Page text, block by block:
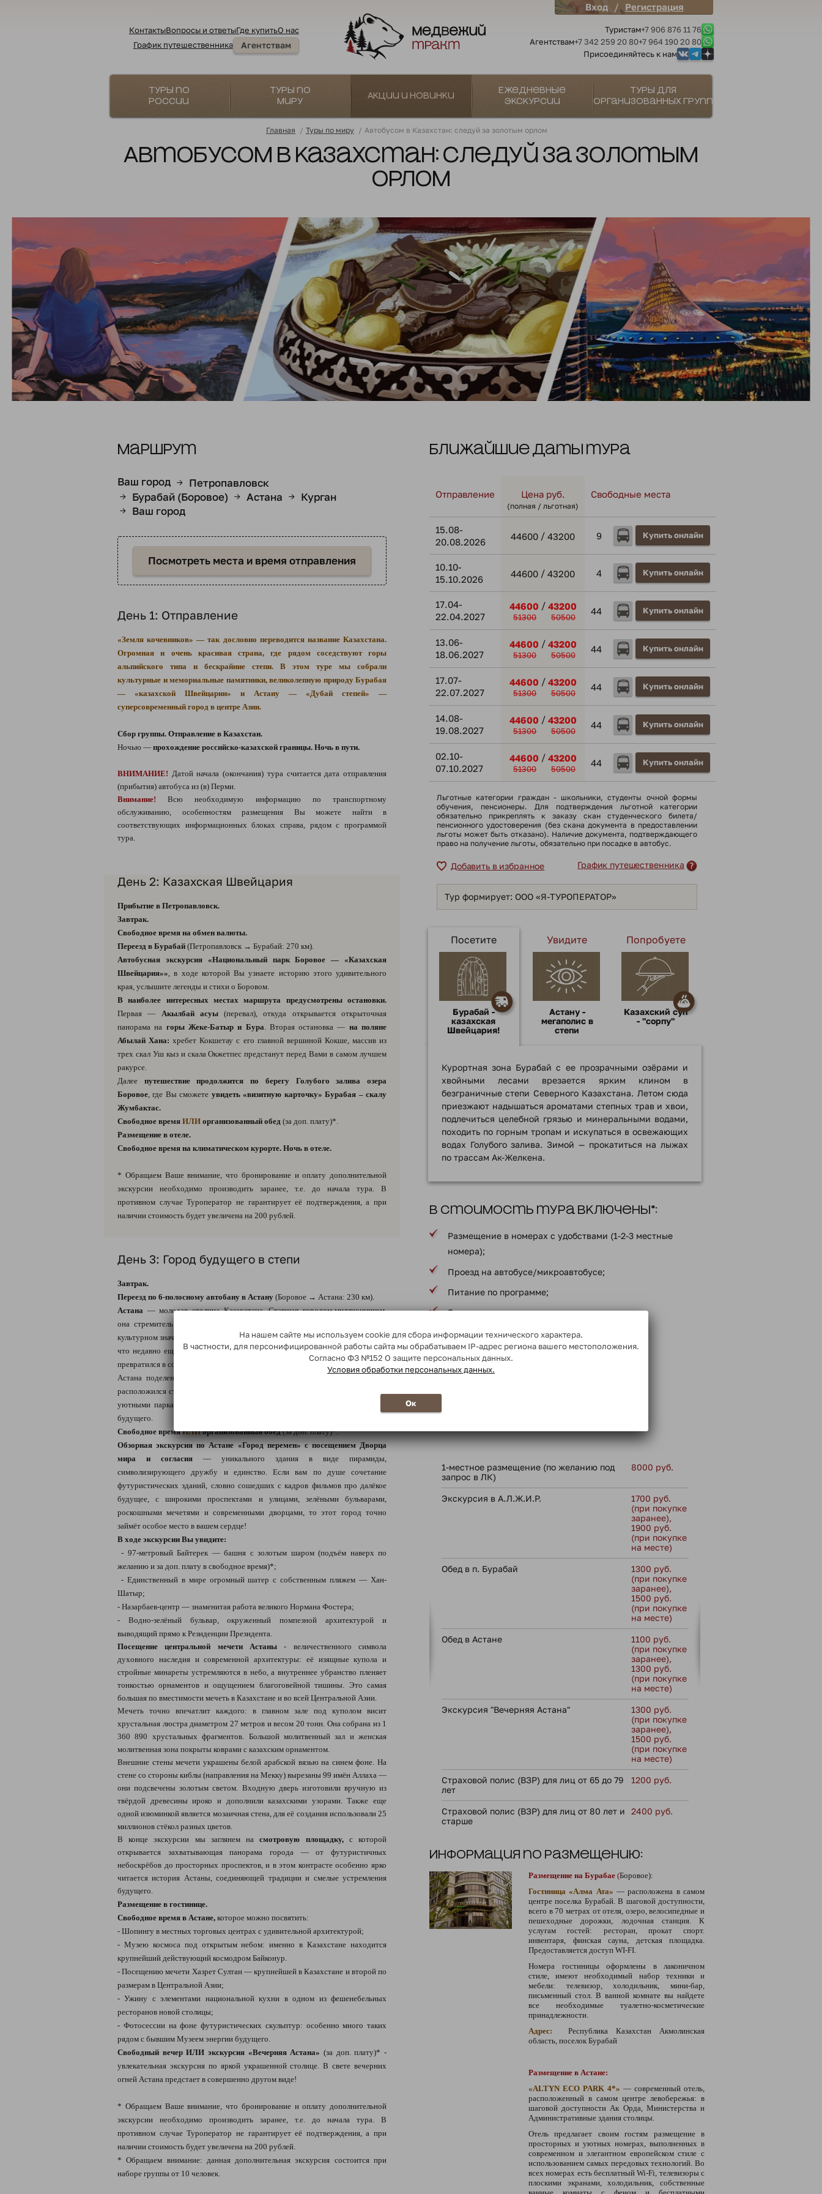
Вход / Регистрация
КонтактыВопросы и ответыГде купитьО нас
График путешественника
Агентствам
Туристам+7 906 876 11 76
Агентствам+7 342 259 20 80+7 964 190 20 80
Присоединяйтесь к нам
Туры по
России
Туры по
миру
Акции и новинки
Ежедневные
экскурсии
Туры для
организованных групп
Главная / Туры по миру / Автобусом в Казахстан: следуй за золотым орлом
Автобусом в Казахстан: следуй за золотым
орлом
Маршрут
Ваш город → Петропавловск
→ Бурабай (Боровое) → Астана → Курган
→ Ваш город
Посмотреть места и время отправления
День 1: Отправление
«Земля кочевников» — так дословно переводится название Казахстана.
Огромная и очень красивая страна, где рядом соседствуют горы
альпийского типа и бескрайние степи. В этом туре мы собрали
культурные и мемориальные памятники, великолепную природу Бурабая
— «казахской Швейцарии» и Астану — «Дубай степей» —
суперсовременный город в центре Азии.
Сбор группы. Отправление в Казахстан.
Ночью — прохождение российско-казахской границы. Ночь в пути.
ВНИМАНИЕ! Датой начала (окончания) тура считается дата отправления
(прибытия) автобуса из (в) Перми.
Внимание! Всю необходимую информацию по транспортному
обслуживанию, особенностям размещения Вы можете найти в
соответствующих информационных блоках справа, рядом с программой
тура.
День 2: Казахская Швейцария
Прибытие в Петропавловск.
Завтрак.
Свободное время на обмен валюты.
Переезд в Бурабай (Петропавловск → Бурабай: 270 км).
Автобусная экскурсия «Национальный парк Боровое — «Казахская
Швейцария»», в ходе которой Вы узнаете историю этого удивительного
края, услышите легенды и стихи о Боровом.
В наиболее интересных местах маршрута предусмотрены остановки.
Первая — Акылбай асуы(перевал), откуда открывается открыточная
панорама на горы Жеке-Батыр и Бура. Вторая остановка — на поляне
Абылай Хана: хребет Кокшетау с его главной вершиной Кокше, массив из
трех скал Уш кыз и скала Окжетпес предстанут перед Вами в самом лучшем
ракурсе.
Далее путешествие продолжится по берегу Голубого залива озера
Боровое, где Вы сможете увидеть «визитную карточку» Бурабая – скалу
Жумбактас.
Свободное время ИЛИ организованный обед (за доп. плату)*.
Размещение в отеле.
Свободное время на климатическом курорте. Ночь в отеле.
* Обращаем Ваше внимание, что бронирование и оплату дополнительной
экскурсии необходимо производить заранее, т.е. до начала тура. В
противном случае Туроператор не гарантирует её подтверждения, а при
наличии стоимость будет увеличена на 200 рублей.
День 3: Город будущего в степи
Завтрак.
Переезд по 6-полосному автобану в Астану (Боровое → Астана: 230 км).
Астана — молодая столица Казахстана. Ставшая городом-миллионником,
она стремительно догоняет неофициальную «южную столицу» Алматы в
культурном значении. За без малого 20 лет в Астану вложили столько средств,
что недавно еще довольно скромный провинциальный город в голой степи
превратился в современный мегаполис.
Астана поделена рекой Ишим на две части: на одном берегу компактно
расположился старый ламповый город, со своими историческими улочками,
уютными парками и жилами кварталами, на другом — разместился город
будущего.
Свободное времяИЛИорганизованный обед(за доп. плату)*.
Обзорная экскурсия по Астане «Город перемен» с посещением Дворца
мира и согласия — уникального здания в виде пирамиды,
символизирующего дружбу и единство. Если вам по душе сочетание
футуристических зданий, словно сошедших с кадров фильмов про далёкое
будущее, с широкими проспектами и улицами, зелёными бульварами,
роскошными мечетями и современными дворцами, то этот город точно
займёт особое место в вашем сердце!
В ходе экскурсии Вы увидите:
- 97-метровый Байтерек — башня с золотым шаром (подъём наверх по
желанию и за доп. плату в свободное время)*;
- Единственный в мире огромный шатер с собственным пляжем — Хан-
Шатыр;
- Назарбаев-центр — знаменитая работа великого Нормана Фостера;
- Водно-зелёный бульвар, окруженный помпезной архитектурой и
выводящий прямо к Резиденции Президента.
Посещение центральной мечети Астаны - величественного символа
духовного наследия и современной архитектуры: её изящные купола и
стройные минареты устремляются в небо, а внутреннее убранство пленяет
тонкостью орнаментов и ощущением благоговейной тишины. Это самая
большая по вместимости мечеть в Казахстане и во всей Центральной Азии.
Мечеть точно впечатлит каждого: в главном зале под куполом висит
хрустальная люстра диаметром 27 метров и весом 20 тонн. Она собрана из 1
360 890 хрустальных фрагментов. Большой молитвенный зал и женская
молитвенная зона покрыты коврами с казахским орнаментом.
Внешние стены мечети украшены белой арабской вязью на синем фоне. На
стене со стороны киблы (направления на Мекку) вырезаны 99 имён Аллаха —
они подсвечены золотым светом. Входную дверь изготовили вручную из
твёрдой древесины ироко и дополнили казахскими узорами. Также еще
одной изюминкой является мозаичная стена, для её создания использовали 25
миллионов стёкол разных цветов.
В конце экскурсии мы заглянем насмотровую площадку,с которой
открывается захватывающая панорама города — от футуристичных
небоскрёбов до просторных проспектов, и в этом контрасте особенно ярко
читается история Астаны, соединяющей традиции и смелые устремления
будущего.
Размещение в гостинице.
Свободное время в Астане, которое можно посвятить:
- Шопингу в местных торговых центрах с удивительной архитектурой;
- Музею космоса под открытым небом: именно в Казахстане находится
крупнейший действующий космодром Байконур.
- Посещению мечети Хазрет Султан — крупнейшей в Казахстане и второй по
размерам в Центральной Азии;
- Ужину с элементами национальной кухни в одном из фешенебельных
ресторанов новой столицы;
- Фотосессии на фоне футуристических скульптур: особенно много таких
рядом с бывшим Музеем энергии будущего.
Свободный вечер ИЛИ экскурсия «Вечерняя Астана» (за доп. плату)* -
увлекательная экскурсия по яркой украшенной столице. В свете вечерних
огней Астана предстает в совершенно другом виде!
* Обращаем Ваше внимание, что бронирование и оплату дополнительной
экскурсии необходимо производить заранее, т.е. до начала тура. В
противном случае Туроператор не гарантирует её подтверждения, а при
наличии стоимость будет увеличена на 200 рублей.
* Обращаем внимание: данная дополнительная экскурсия состоится при
наборе группы от 10 человек.
Ближайшие даты тура
Отправление Цена руб.
(полная / льготная)
Свободные места
15.08-
20.08.2026
44600 / 43200 9 Купить онлайн
10.10-
15.10.2026
44600 / 43200 4 Купить онлайн
17.04-
22.04.2027
44600 / 43200
51300 50500
44 Купить онлайн
13.06-
18.06.2027
44600 / 43200
51300 50500
44 Купить онлайн
17.07-
22.07.2027
44600 / 43200
51300 50500
44 Купить онлайн
14.08-
19.08.2027
44600 / 43200
51300 50500
44 Купить онлайн
02.10-
07.10.2027
44600 / 43200
51300 50500
44 Купить онлайн
Льготные категории граждан - школьники, cтуденты очной формы
обучения, пенсионеры. Для подтверждения льготной категории
обязательно прикреплять к заказу скан студенческого билета/
пенсионного удостоверения (без скана документа в предоставлении
льготы может быть отказано). Наличие документа, подтверждающего
право на получение льготы, обязательно при посадке в автобус.
Добавить в избранное График путешественника
Тур формирует: ООО «Я-ТУРОПЕРАТОР»
Посетите
Бурабай -
казахская
Швейцария!
Увидите
Астану -
мегаполис в
степи
Попробуете
Казахский суп
- "сорпу"
Курортная зонa Бурaбай с ее прозрачными озёрaми и
хвойными лесами врезается ярким клином в
безгрaничные степи Северного Казaхстана. Летом сюда
приезжают надышаться ароматами степных трав и хвои,
подлечиться целебной грязью и минеральными водами,
походить по горным тропам и искупаться в освежающих
водах Голубого залива. Зимой — прокатиться на лыжах
по трaссам Ак-Желкена.
В стоимость тура включены*:
Размещение в номерах с удобствами (1-2-3 местные
номера);
Проезд на автобусе/микроавтобусе;
Питание по программе;
Экскурсии по программе;
Услуги сопровождающего на маршруте;
Страхование путешественника (см. ниже блок
Информация по страхованию);
1-местное размещение (по желанию под
запрос в ЛК)
8000 руб.
Экскурсия в А.Л.Ж.И.Р.
1700 руб.
(при покупке
заранее),
1900 руб.
(при покупке
на месте)
Обед в п. Бурабай
1300 руб.
(при покупке
заранее),
1500 руб.
(при покупке
на месте)
Обед в Астане
1100 руб.
(при покупке
заранее),
1300 руб.
(при покупке
на месте)
Экскурсия "Вечерняя Астана"
1300 руб.
(при покупке
заранее),
1500 руб.
(при покупке
на месте)
Страховой полис (ВЗР) для лиц от 65 до 79
лет
1200 руб.
Страховой полис (ВЗР) для лиц от 80 лет и
старше
2400 руб.
Информация по размещению:
Размещение на Бурабае (Боровое):
Гостиница «Алма Ата» — расположена в самом
центре поселка Бурабай. В шаговой доступности,
всего в 70 метрах от отеля, озеро, велосипедные и
пешеходные дорожки, лодочная станция. К
услугам гостей: ресторан, прокат спорт.
инвентаря, финская сауна, детская площадка.
Предоставляется доступ WI-FI.
Номера гостиницы оформлены в лаконичном
стиле, имеют необходимый набор техники и
мебели: телевизор, холодильник, мини-бар,
письменный стол. В ванной комнате вы найдете
все необходимые туалетно-косметические
принадлежности.
Адрес: Республика Казахстан Акмолинская
область, поселок Бурабай
Размещение в Астане:
«ALTYN ECO PARK 4*» — современный отель,
расположенный в самом центре левобережья: в
шаговой доступности Ак Орда, Министерства и
Административные здания столицы.
Отель предлагает своим гостям размещение в
просторных и уютных номерах, выполненных в
современном и элегантном европейском стиле с
использованием самых передовых технологий. Во
всех номерах есть бесплатный Wi-Fi, телевизоры с
плоскими экранами, холодильник, собственные
На нашем сайте мы используем cookie для сбора информации технического характера.
В частности, для персонифицированной работы сайта мы обрабатываем IP-адрес региона вашего местоположения.
Согласно ФЗ №152 О защите персональных данных.
Условия обработки персональных данных.
Ок